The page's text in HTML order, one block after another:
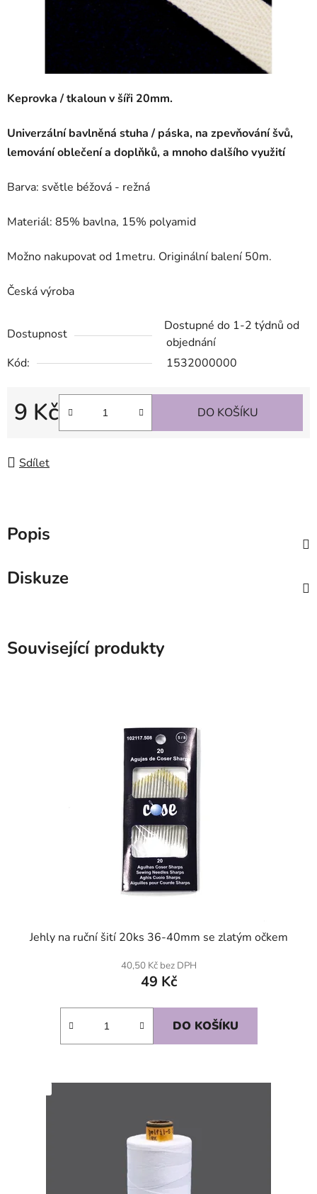
Keprovka / tkaloun v šíři 20mm.
Univerzální bavlněná stuha / páska, na zpevňování švů,
lemování oblečení a doplňků, a mnoho dalšího využití
Barva: světle béžová - režná
Materiál: 85% bavlna, 15% polyamid
Možno nakupovat od 1metru. Originální balení 50m.
Česká výroba
Dostupnost
Dostupné do 1-2 týdnů od
objednání
Kód:
1532000000
9 Kč
Měrná cena:
DO KOŠÍKU
Sdílet
Popis
Diskuze
Související produkty
Jehly na ruční šití 20ks 36-40mm se zlatým očkem
40,50 Kč bez DPH
49 Kč
DO KOŠÍKU